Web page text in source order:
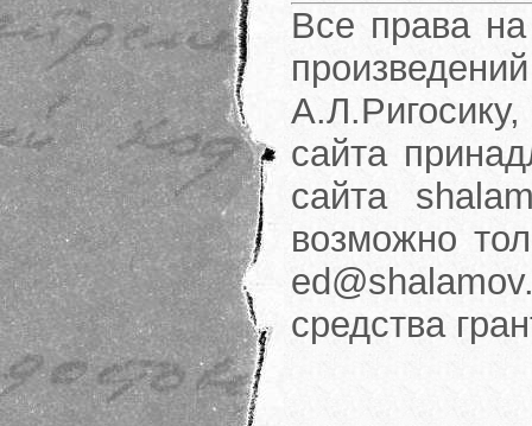
Все права на
сайта
сайта
возможно
средства